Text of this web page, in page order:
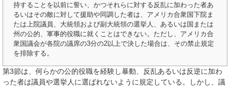
持することを以前に誓い、かつそれらに対する反乱に加わった者あ
るいはその敵に対して援助や同調した者は、アメリカ合衆国下院ま
たは上院議員、大統領および副大統領の選挙人、あるいは国または
州の公的、軍事的役職に就くことはできない。ただし、アメリカ合
衆国議会が各院の議席の3分の2以上で決した場合は、その禁止規定
を排除する。
第3節は、何らかの公的役職を経験し暴動、反乱あるいは反逆に加わ
った者は議員や選挙人に選ばれないように規定している。しかし、議